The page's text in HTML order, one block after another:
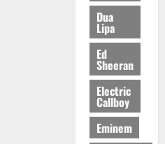
Dua
Lipa
Ed
Sheeran
Electric
Callboy
Eminem